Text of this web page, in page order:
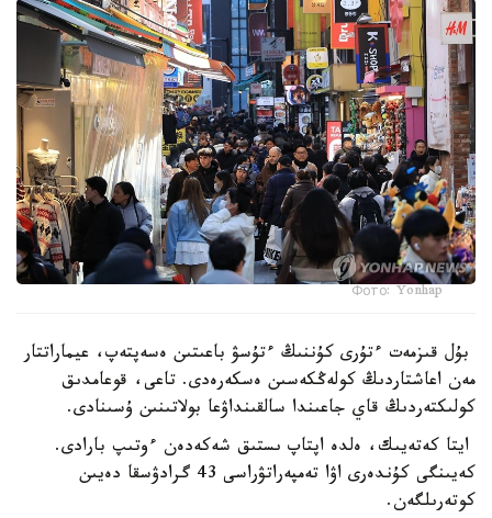
Фото: Yonhap
بۇل قىزمەت ءتۇرى كۇننىڭ ءتۇسۋ باعىتىن ەسەپتەپ، عيماراتتار
مەن اعاشتاردىڭ كولەڭكەسىن ەسكەرەدى. تاعى، قوعامدىق
كولىكتەردىڭ قاي جاعىندا سالقىنداۋعا بولاتىنىن ۇسىنادى.
ايتا كەتەيىك، ەلدە اپتاپ ىستىق شەكەدەن ءوتىپ بارادى.
كەيىنگى كۇندەرى اۋا تەمپەراتۋراسى 43 گرادۋسقا دەيىن
كوتەرىلگەن.